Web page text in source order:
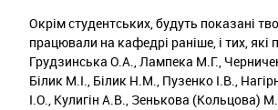
Окрім студентських, будуть показані
працювали на кафедрі раніше, і тих,
Грудзинська О.А., Лампека М.Г.,
Білик М.І., Білик Н.М., Пузенко І.В.,
І.О., Кулигін А.В., Зенькова (Кольцова)